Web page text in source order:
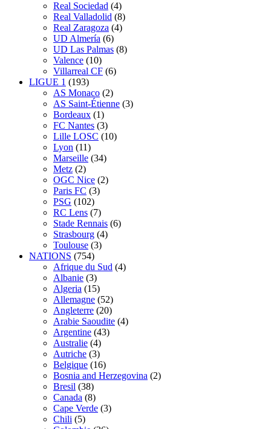
Real Sociedad (4)
Real Valladolid (8)
Real Zaragoza (4)
UD Almería (6)
UD Las Palmas (8)
Valence (10)
Villarreal CF (6)
LIGUE 1 (193)
AS Monaco (2)
AS Saint-Étienne (3)
Bordeaux (1)
FC Nantes (3)
Lille LOSC (10)
Lyon (11)
Marseille (34)
Metz (2)
OGC Nice (2)
Paris FC (3)
PSG (102)
RC Lens (7)
Stade Rennais (6)
Strasbourg (4)
Toulouse (3)
NATIONS (754)
Afrique du Sud (4)
Albanie (3)
Algeria (15)
Allemagne (52)
Angleterre (20)
Arabie Saoudite (4)
Argentine (43)
Australie (4)
Autriche (3)
Belgique (16)
Bosnia and Herzegovina (2)
Bresil (38)
Canada (8)
Cape Verde (3)
Chili (5)